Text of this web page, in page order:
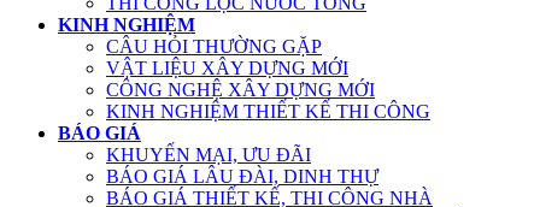
KINH NGHIỆM
CÂU HỎI THƯỜNG GẶP
VẬT LIỆU XÂY DỰNG MỚI
CÔNG NGHỆ XÂY DỰNG MỚI
KINH NGHIỆM THIẾT KẾ THI CÔNG
BÁO GIÁ
KHUYẾN MẠI, ƯU ĐÃI
BÁO GIÁ LÂU ĐÀI, DINH THỰ
BÁO GIÁ THIẾT KẾ, THI CÔNG NHÀ